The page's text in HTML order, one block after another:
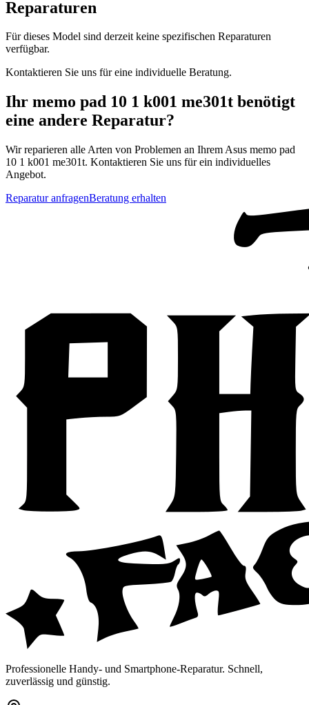
Reparaturen
Für dieses Model sind derzeit keine spezifischen Reparaturen
verfügbar.
Kontaktieren Sie uns für eine individuelle Beratung.
Ihr memo pad 10 1 k001 me301t benötigt
eine andere Reparatur?
Wir reparieren alle Arten von Problemen an Ihrem Asus memo pad
10 1 k001 me301t. Kontaktieren Sie uns für ein individuelles
Angebot.
Reparatur anfragenBeratung erhalten
Professionelle Handy- und Smartphone-Reparatur. Schnell,
zuverlässig und günstig.